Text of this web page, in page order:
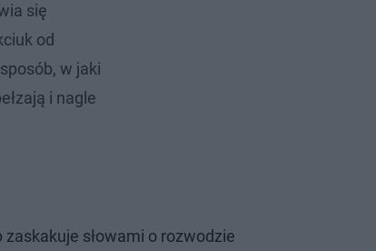
się
od
w jaki
i nagle
słowami o rozwodzie